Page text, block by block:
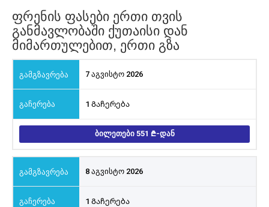
ფრენის ფასები ერთი თვის
განმავლობაში ქუთაისი დან
მიმართულებით, ერთი გზა
7 აგვისტო 2026
1 Გაჩერება
ᲑᲘᲚᲔᲗᲔᲑᲘ 551 -ᲓᲐᲜ
8 აგვისტო 2026
1 Გაჩერება